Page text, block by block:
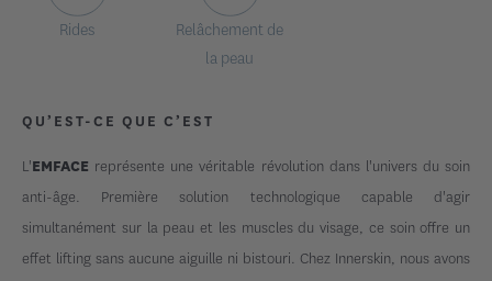
Rides
Relâchement de
la peau
QU’EST-CE QUE C’EST
L'EMFACE représente une véritable révolution dans l'univers du soin
anti-âge. Première solution technologique capable d'agir
simultanément sur la peau et les muscles du visage, ce soin offre un
effet lifting sans aucune aiguille ni bistouri. Chez Innerskin, nous avons